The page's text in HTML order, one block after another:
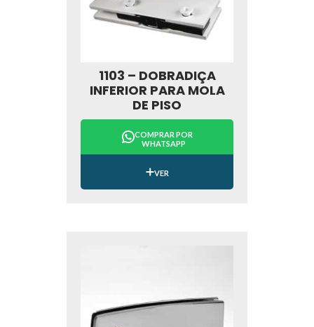
1103 – DOBRADIÇA
INFERIOR PARA MOLA
DE PISO
COMPRAR POR
WHATSAPP
VER